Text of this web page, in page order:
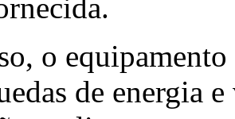
o
de energia